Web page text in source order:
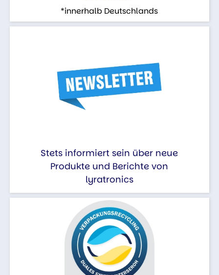
*innerhalb Deutschlands
Stets informiert sein über neue
Produkte und Berichte von
lyratronics